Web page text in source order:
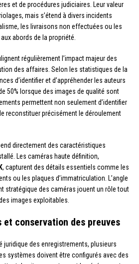
et de procédures judiciaires. Leur valeur
mais s’étend à divers incidents
les livraisons non effectuées ou les
abords de la propriété.
régulièrement l’impact majeur des
des affaires. Selon les statistiques de la
d’identifier et d’appréhender les auteurs
50% lorsque des images de qualité sont
permettent non seulement d’identifier
reconstituer précisément le déroulement
directement des caractéristiques
Les caméras haute définition,
, capturent des détails essentiels comme les
ou les plaques d’immatriculation. L’angle
stratégique des caméras jouent un rôle tout
images exploitables.
conservation des preuves
juridique des enregistrements, plusieurs
systèmes doivent être configurés avec des